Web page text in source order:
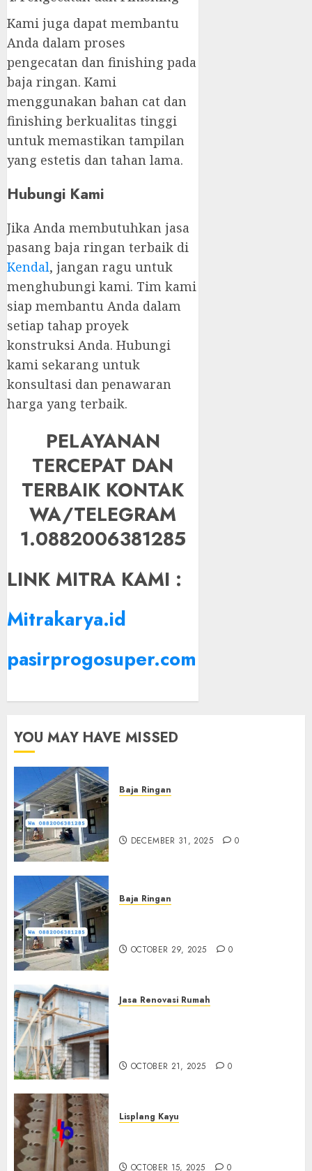
Kami juga dapat membantu
Anda dalam proses
pengecatan dan finishing pada
baja ringan. Kami
menggunakan bahan cat dan
finishing berkualitas tinggi
untuk memastikan tampilan
yang estetis dan tahan lama.
Hubungi Kami
Jika Anda membutuhkan jasa
pasang baja ringan terbaik di
Kendal, jangan ragu untuk
menghubungi kami. Tim kami
siap membantu Anda dalam
setiap tahap proyek
konstruksi Anda. Hubungi
kami sekarang untuk
konsultasi dan penawaran
harga yang terbaik.
PELAYANAN
TERCEPAT DAN
TERBAIK KONTAK
WA/TELEGRAM
1.0882006381285
LINK MITRA KAMI :
Mitrakarya.id
pasirprogosuper.com
YOU MAY HAVE MISSED
Baja Ringan
DECEMBER 31, 2025 0
Baja Ringan
OCTOBER 29, 2025 0
Jasa Renovasi Rumah
OCTOBER 21, 2025 0
Lisplang Kayu
OCTOBER 15, 2025 0